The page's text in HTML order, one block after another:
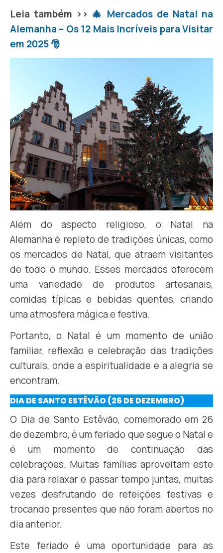
Leia também >> 🎄 Mercados de Natal na
Alemanha – Os 12 Mais Incríveis para Visitar
em 2025 🎅
Além do aspecto religioso, o Natal na
Alemanha é repleto de tradições únicas, como
os mercados de Natal, que atraem visitantes
de todo o mundo. Esses mercados oferecem
uma variedade de produtos artesanais,
comidas típicas e bebidas quentes, criando
uma atmosfera mágica e festiva.
Portanto, o Natal é um momento de união
familiar, reflexão e celebração das tradições
culturais, onde a espiritualidade e a alegria se
encontram.
DIA DE SANTO ESTÊVÃO (26 DE DEZEMBRO)
O Dia de Santo Estêvão, comemorado em 26
de dezembro, é um feriado que segue o Natal e
é um momento de continuação das
celebrações. Muitas famílias aproveitam este
dia para relaxar e passar tempo juntas, muitas
vezes desfrutando de refeições festivas e
trocando presentes que não foram abertos no
dia anterior.
Este feriado é uma oportunidade para as